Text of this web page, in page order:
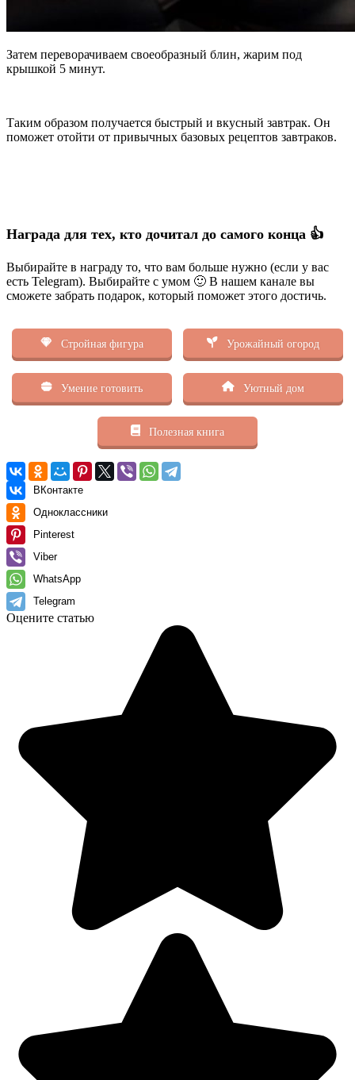
Затем переворачиваем своеобразный блин, жарим под
крышкой 5 минут.
Таким образом получается быстрый и вкусный завтрак. Он
поможет отойти от привычных базовых рецептов завтраков.
Награда для тех, кто дочитал до самого конца 👍
Выбирайте в награду то, что вам больше нужно (если у вас
есть Telegram). Выбирайте с умом 🙂 В нашем канале вы
сможете забрать подарок, который поможет этого достичь.
Стройная фигура Урожайный огород
Умение готовить Уютный дом
Полезная книга
ВКонтакте
Одноклассники
Pinterest
Viber
WhatsApp
Telegram
Оцените статью